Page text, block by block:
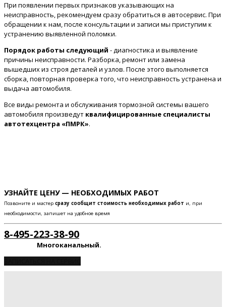
При появлении первых признаков указывающих на
неисправность, рекомендуем сразу обратиться в автосервис. При
обращении к нам, после консультации и записи мы приступим к
устранению выявленной поломки.
Порядок работы следующий - диагностика и выявление
причины неисправности. Разборка, ремонт или замена
вышедших из строя деталей и узлов. После этого выполняется
сборка, повторная проверка того, что неисправность устранена и
выдача автомобиля.
Все виды ремонта и обслуживания тормозной системы вашего
автомобиля произведут квалифицированные специалисты
автотехцентра «ПМРК».
УЗНАЙТЕ ЦЕНУ — НЕОБХОДИМЫХ РАБОТ
Позвоните и мастер сразу сообщит стоимость необходимых работ и, при
необходимости, запишет на удобное время
8-495-223-38-90
Многоканальный.